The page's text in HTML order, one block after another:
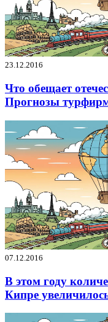
23.12.2016
Что обещает
Прогнозы
07.12.2016
В этом году
Кипре